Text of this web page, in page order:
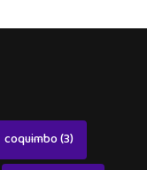
coquimbo(3)